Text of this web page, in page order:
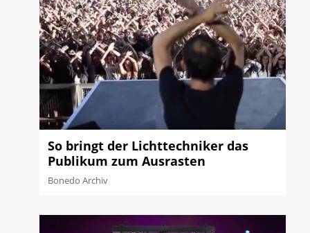
So bringt der Lichttechniker das
Publikum zum Ausrasten
Bonedo Archiv